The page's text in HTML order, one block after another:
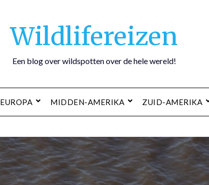
Wildlifereizen
Een blog over wildspotten over de hele wereld!
EUROPA MIDDEN-AMERIKA ZUID-AMERIKA